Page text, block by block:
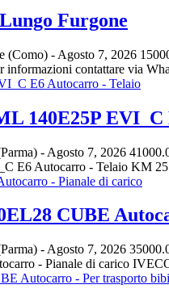
Furgone
(Como) - Agosto 7, 2026
contattare via
140E25P EVI_C
- Agosto 7, 2026
E6 Autocarro - Telaio KM
CUBE
- Agosto 7, 2026
- Pianale di carico